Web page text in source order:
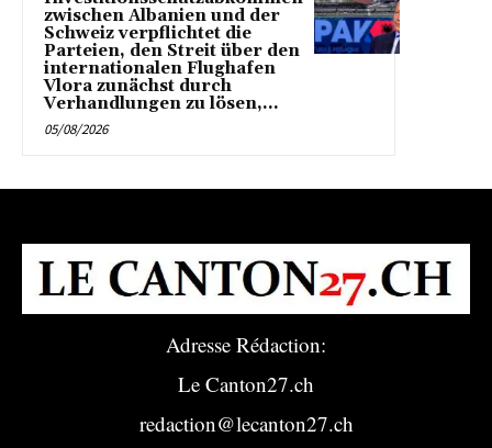
zwischen Albanien und der
Schweiz verpflichtet die
Parteien, den Streit über den
internationalen Flughafen
Vlora zunächst durch
Verhandlungen zu lösen,...
05/08/2026
Adresse Rédaction:
Le Canton27.ch
redaction@lecanton27.ch